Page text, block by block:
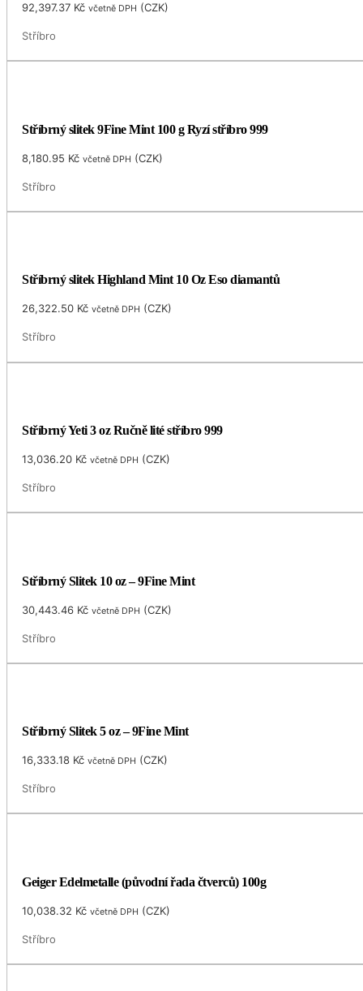
92,397.37 Kč včetně DPH (CZK)
Stříbro
Stříbrný slitek 9Fine Mint 100 g Ryzí stříbro 999
8,180.95 Kč včetně DPH (CZK)
Stříbro
Stříbrný slitek Highland Mint 10 Oz Eso diamantů
26,322.50 Kč včetně DPH (CZK)
Stříbro
Stříbrný Yeti 3 oz Ručně lité stříbro 999
13,036.20 Kč včetně DPH (CZK)
Stříbro
Stříbrný Slitek 10 oz – 9Fine Mint
30,443.46 Kč včetně DPH (CZK)
Stříbro
Stříbrný Slitek 5 oz – 9Fine Mint
16,333.18 Kč včetně DPH (CZK)
Stříbro
Geiger Edelmetalle (původní řada čtverců) 100g
10,038.32 Kč včetně DPH (CZK)
Stříbro